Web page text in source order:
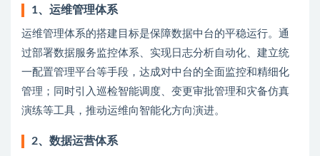
1、运维管理体系
运维管理体系的搭建目标是保障数据中台的平稳运行。通
过部署数据服务监控体系、实现日志分析自动化、建立统
一配置管理平台等手段，达成对中台的全面监控和精细化
管理；同时引入巡检智能调度、变更审批管理和灾备仿真
演练等工具，推动运维向智能化方向演进。
2、数据运营体系